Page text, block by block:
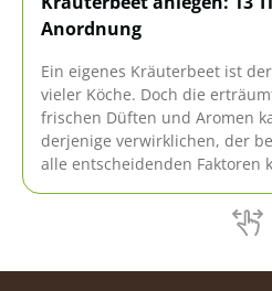
Anordnung
Ein eigenes Kräuterbeet ist
vieler Köche. Doch die
frischen Düften und Aromen
derjenige verwirklichen, der
alle entscheidenden Faktoren